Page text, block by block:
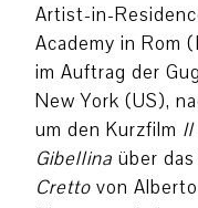
Artist-in-
Academy in Rom
im Auftrag der
New York (US),
um den Kurzfilm Il
Gibellina über
Cretto von